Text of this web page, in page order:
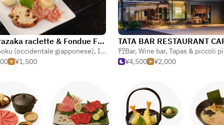
piccoli piatti
Kagurazaka raclette & Fondue Fromatique
(occidentale giapponese), Italiano ,Tapas & piccoli piatti
¥1,500
TATA BAR RESTAURANT
Bar, Wine bar, Tapas & piccoli
¥4,500
¥2,000